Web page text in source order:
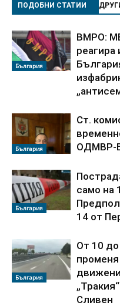
ПОДОБНИ СТАТИИ
България
ВМРО:
България
Ст.
ОДМВР-
България
само на
14 от
България
От 10 до
променя
Сливен